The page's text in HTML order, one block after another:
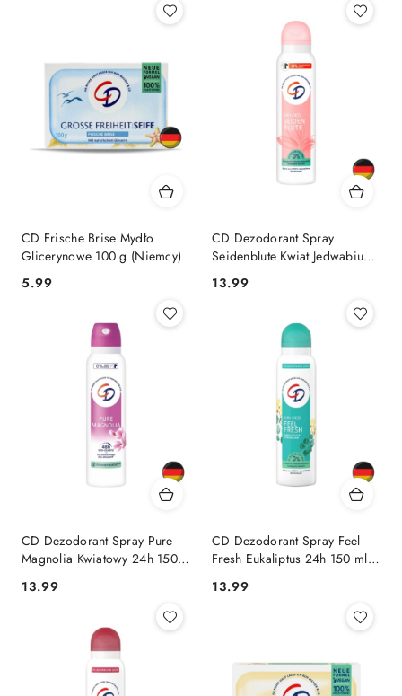
CD Frische Brise Mydło
Glicerynowe 100 g (Niemcy)
Cena:
5.99
CD Dezodorant Spray
Seidenblute Kwiat Jedwabiu
24h 150 ml (Niemcy)
Cena:
13.99
CD Dezodorant Spray Pure
Magnolia Kwiatowy 24h 150
Cena:
13.99
CD Dezodorant Spray Feel
Fresh Eukaliptus 24h 150 ml
Cena:
13.99